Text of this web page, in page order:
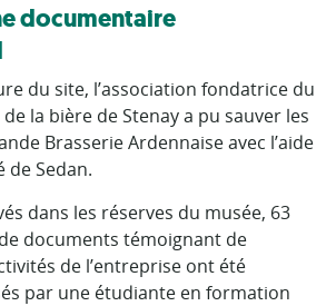
documentaire
du site, l’association fondatrice du
la bière de Stenay a pu sauver les
Brasserie Ardennaise avec l’aide
de Sedan.
dans les réserves du musée, 63
documents témoignant de
de l’entreprise ont été
par une étudiante en formation